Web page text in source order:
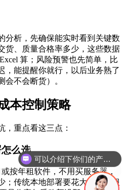
分析，先确保能实时看到关键数
货、质量合格率多少，这些数据
算；风险预警也先简单，比
，能提醒你就行，以后业务熟了
会不会断货）。
本控制策略
，重点看这三点：
么选
按年租软件，不用买服务器，
；传统本地部署要花大价钱买服
你们是怎么收费的呢